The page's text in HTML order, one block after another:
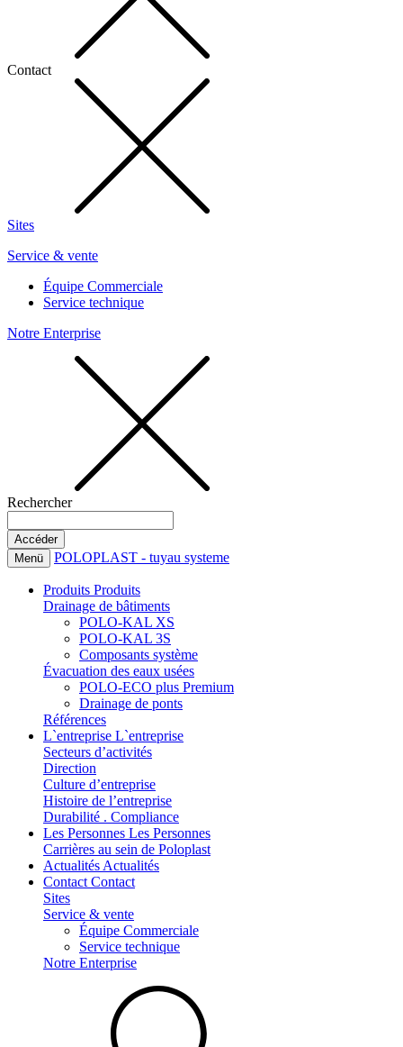
Contact
Sites
Service & vente
Équipe Commerciale
Service technique
Notre Enterprise
Rechercher
Menü POLOPLAST - tuyau systeme
Produits Produits
Drainage de bâtiments
POLO-KAL XS
POLO-KAL 3S
Composants système
Évacuation des eaux usées
POLO-ECO plus Premium
Drainage de ponts
Références
L`entreprise L`entreprise
Secteurs d’activités
Direction
Culture d’entreprise
Histoire de l’entreprise
Durabilité . Compliance
Les Personnes Les Personnes
Carrières au sein de Poloplast
Actualités Actualités
Contact Contact
Sites
Service & vente
Équipe Commerciale
Service technique
Notre Enterprise